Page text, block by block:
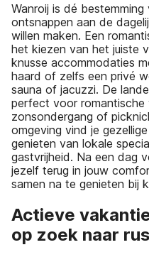
Wanroij is dé
ontsnappen aan de
willen maken. Een
het kiezen van het juiste
knusse accommodaties
haard of zelfs een privé
sauna of jacuzzi. De
perfect voor romantische
zonsondergang of
omgeving vind je
genieten van lokale
gastvrijheid. Na een dag
jezelf terug in jouw
samen na te genieten bij
Actieve
op zoek naar